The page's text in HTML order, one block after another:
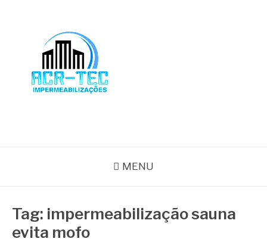
MENU
Tag: impermeabilização sauna
evita mofo